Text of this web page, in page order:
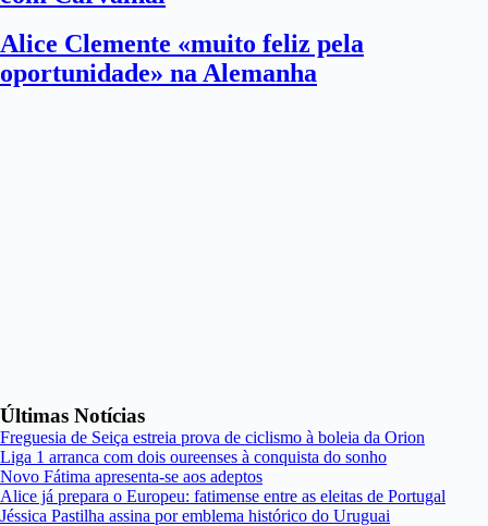
Alice Clemente «muito feliz pela
oportunidade» na Alemanha
Últimas Notícias
Freguesia de Seiça estreia prova de ciclismo à boleia da Orion
Liga 1 arranca com dois oureenses à conquista do sonho
Novo Fátima apresenta-se aos adeptos
Alice já prepara o Europeu: fatimense entre as eleitas de Portugal
Jéssica Pastilha assina por emblema histórico do Uruguai